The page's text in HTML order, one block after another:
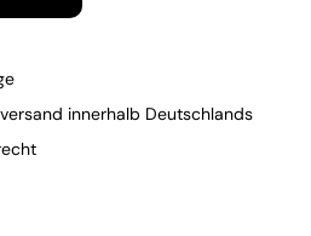
innerhalb Deutschlands